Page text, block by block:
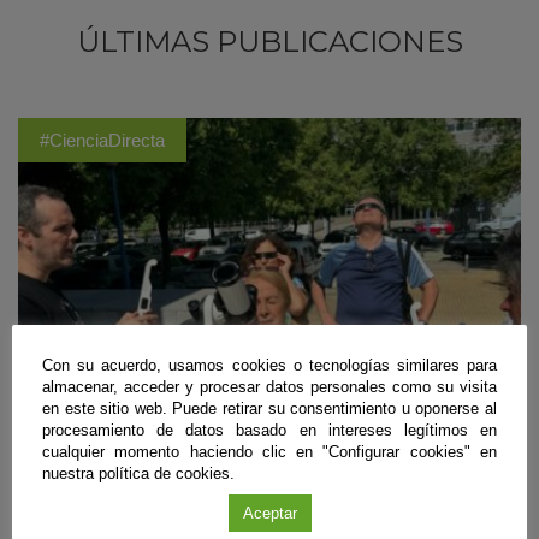
ÚLTIMAS PUBLICACIONES
#CienciaDirecta
Con su acuerdo, usamos cookies o tecnologías similares para
almacenar, acceder y procesar datos personales como su visita
en este sitio web. Puede retirar su consentimiento u oponerse al
procesamiento de datos basado en intereses legítimos en
cualquier momento haciendo clic en "Configurar cookies" en
nuestra política de cookies.
Aceptar